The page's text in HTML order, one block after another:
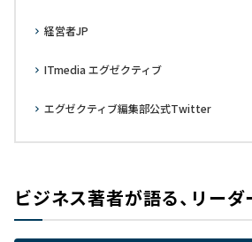
経営者JP
ITmedia エグゼクティブ
エグゼクティブ編集部公式Twitter
ビジネス著者が語る、リー